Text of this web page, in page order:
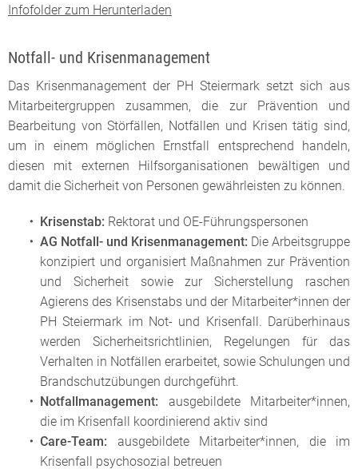
Infofolder zum Herunterladen
Notfall- und Krisenmanagement
Das Krisenmanagement der PH Steiermark setzt sich aus
Mitarbeitergruppen zusammen, die zur Prävention und
Bearbeitung von Störfällen, Notfällen und Krisen tätig sind,
um in einem möglichen Ernstfall entsprechend handeln,
diesen mit externen Hilfsorganisationen bewältigen und
damit die Sicherheit von Personen gewährleisten zu können.
Krisenstab: Rektorat und OE-Führungspersonen
AG Notfall- und Krisenmanagement: Die Arbeitsgruppe
konzipiert und organisiert Maßnahmen zur Prävention
und Sicherheit sowie zur Sicherstellung raschen
Agierens des Krisenstabs und der Mitarbeiter*innen der
PH Steiermark im Not- und Krisenfall. Darüberhinaus
werden Sicherheitsrichtlinien, Regelungen für das
Verhalten in Notfällen erarbeitet, sowie Schulungen und
Brandschutzübungen durchgeführt.
Notfallmanagement: ausgebildete Mitarbeiter*innen,
die im Krisenfall koordinierend aktiv sind
Care-Team:
ausgebildete Mitarbeiter*innen, die im
Krisenfall psychosozial betreuen